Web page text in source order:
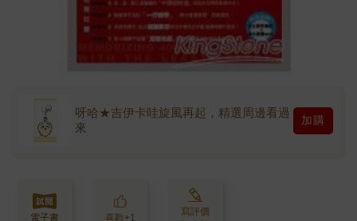
呀哈★吉伊卡哇旋風再起，精選周邊看過
來
加購
電子書 喜歡+1
寫評價